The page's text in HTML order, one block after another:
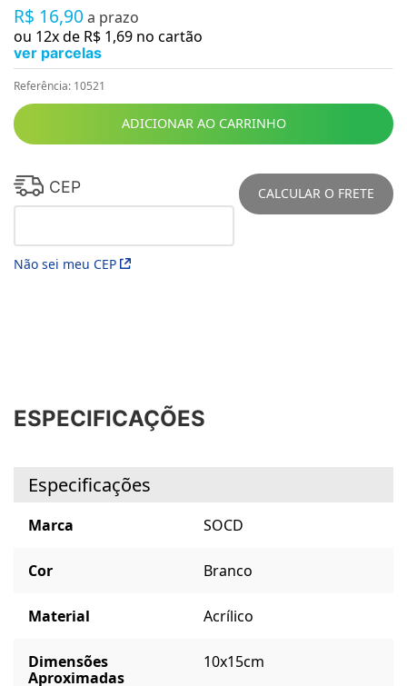
R$ 16,90 a prazo
ou 12x de R$ 1,69 no cartão
ver parcelas
Referência: 10521
ADICIONAR AO CARRINHO
CEP
Não sei meu CEP
CALCULAR O FRETE
ESPECIFICAÇÕES
Especificações
Marca SOCD
Cor Branco
Material Acrílico
Dimensões
Aproximadas
10x15cm